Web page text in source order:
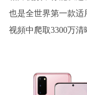
也是全世界第一款
视頻中爬取3300万清